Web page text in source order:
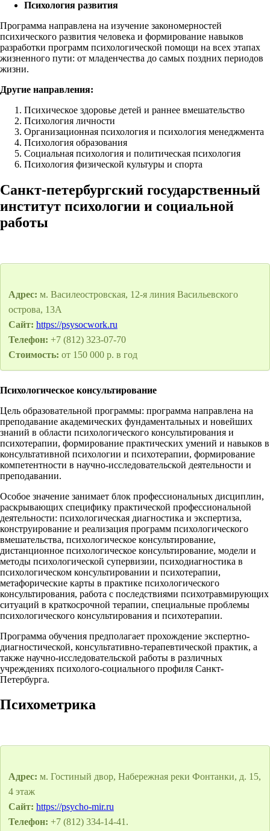
Психология развития
Программа направлена на изучение закономерностей
психического развития человека и формирование навыков
разработки программ психологической помощи на всех этапах
жизненного пути: от младенчества до самых поздних периодов
жизни.
Другие направления:
Психическое здоровье детей и раннее вмешательство
Психология личности
Организационная психология и психология менеджмента
Психология образования
Социальная психология и политическая психология
Психология физической культуры и спорта
Санкт-петербургский государственный
институт психологии и социальной
работы
Адрес: м. Василеостровская, 12-я линия Васильевского
острова, 13А
Сайт: https://psysocwork.ru
Телефон: +7 (812) 323-07-70
Стоимость: от 150 000 р. в год
Психологическое консультирование
Цель образовательной программы: программа направлена на
преподавание академических фундаментальных и новейших
знаний в области психологического консультирования и
психотерапии, формирование практических умений и навыков в
консультативной психологии и психотерапии, формирование
компетентности в научно-исследовательской деятельности и
преподавании.
Особое значение занимает блок профессиональных дисциплин,
раскрывающих специфику практической профессиональной
деятельности: психологическая диагностика и экспертиза,
конструирование и реализация программ психологического
вмешательства, психологическое консультирование,
дистанционное психологическое консультирование, модели и
методы психологической супервизии, психодиагностика в
психологическом консультировании и психотерапии,
метафорические карты в практике психологического
консультирования, работа с последствиями психотравмирующих
ситуаций в краткосрочной терапии, специальные проблемы
психологического консультирования и психотерапии.
Программа обучения предполагает прохождение экспертно-
диагностической, консультативно-терапевтической практик, а
также научно-исследовательской работы в различных
учреждениях психолого-социального профиля Санкт-
Петербурга.
Психометрика
Адрес: м. Гостиный двор, Набережная реки Фонтанки, д. 15,
4 этаж
Сайт: https://psycho-mir.ru
Телефон: +7 (812) 334-14-41.